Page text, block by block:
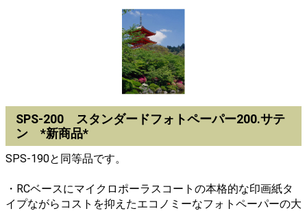
SPS-200 スタンダードフォトペーパー200.サテ
ン *新商品*
SPS-190と同等品です。
・RCベースにマイクロポーラスコートの本格的な印画紙タ
イプながらコストを抑えたエコノミーなフォトペーパーの大